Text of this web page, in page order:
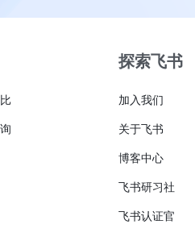
探索飞书
加入我们
关于飞书
博客中心
飞书研习社
飞书认证官